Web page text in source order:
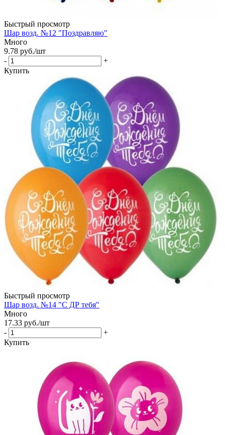
Быстрый просмотр
Шар возд. №12 "Поздравляю"
Много
9.78 руб./шт
-
+
Купить
Быстрый просмотр
Шар возд. №14 "С ДР тебя"
Много
17.33 руб./шт
-
+
Купить